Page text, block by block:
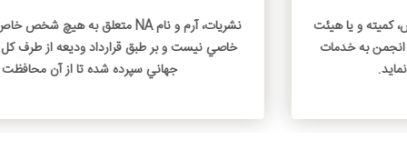
نشريات، آرم و نام NA متعلق به هيچ شخص خاص، کميته و يا هيئت
خاصي نيست و بر طبق قرارداد وديعه از طرف کل انجمن به خدمات
جهاني سپرده شده تا از آن محافظت نمايد